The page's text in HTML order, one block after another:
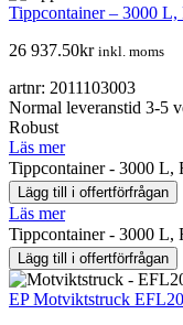
Tippcontainer – 3000 L,
26 937.50kr inkl. moms
artnr: 2011103003
Normal leveranstid 3-5
Robust
Läs mer
Tippcontainer - 3000 L,
Lägg till i offertförfrågan
Läs mer
Tippcontainer - 3000 L,
Lägg till i offertförfrågan
EP Motviktstruck